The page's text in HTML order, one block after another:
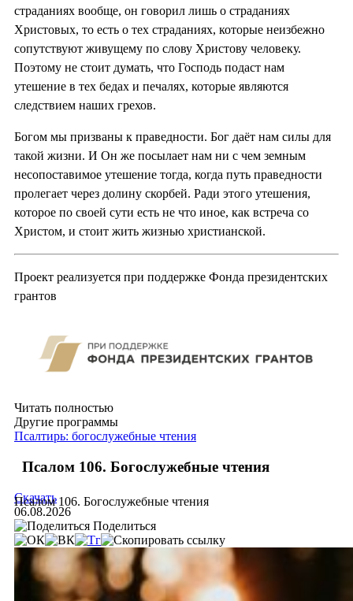
страданиях вообще, он говорил лишь о страданиях
Христовых, то есть о тех страданиях, которые неизбежно
сопутствуют живущему по слову Христову человеку.
Поэтому не стоит думать, что Господь подаст нам
утешение в тех бедах и печалях, которые являются
следствием наших грехов.
Богом мы призваны к праведности. Бог даёт нам силы для
такой жизни. И Он же посылает нам ни с чем земным
несопоставимое утешение тогда, когда путь праведности
пролегает через долину скорбей. Ради этого утешения,
которое по своей сути есть не что иное, как встреча со
Христом, и стоит жить жизнью христианской.
Проект реализуется при поддержке Фонда президентских
грантов
Читать полностью
Другие программы
Псалтирь: богослужебные чтения
Псалом 106. Богослужебные чтения
Псалом 106. Богослужебные чтения
Скачать
06.08.2026
Поделиться